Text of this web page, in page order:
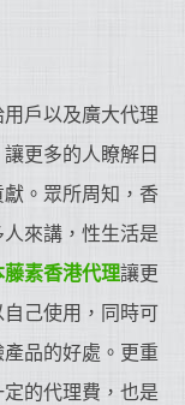
戶以及廣大代理
更多的人瞭解日
。眾所周知，香
來講，性生活是
藤素香港代理讓更
己使用，同時可
品的好處。更重
的代理費，也是